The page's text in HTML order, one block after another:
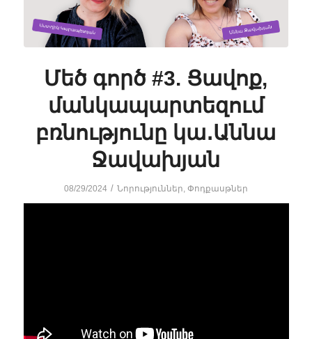
Մեծ գործ #3. Ցավոք,
մանկապարտեզում
բռնությունը կա․Աննա
Ջավախյան
08/29/2024 / Նորություններ, Փոդքասթներ